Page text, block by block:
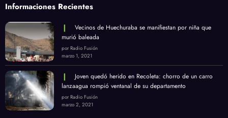
Informaciones Recientes
Vecinos de Huechuraba se manifiestan por niña que
murió baleada
por Radio Fusión
marzo 1, 2021
Joven quedó herido en Recoleta: chorro de un carro
lanzaagua rompió ventanal de su departamento
por Radio Fusión
marzo 2, 2021